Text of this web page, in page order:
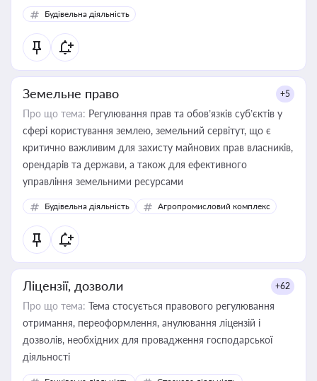
Будівельна діяльність
Земельне право +5
Про що тема: Регулювання прав та обов’язків суб’єктів у
сфері користування землею, земельний сервітут, що є
критично важливим для захисту майнових прав власників,
орендарів та держави, а також для ефективного
управління земельними ресурсами
Будівельна діяльність Агропромисловий комплекс
Ліцензії, дозволи +62
Про що тема: Тема стосується правового регулювання
отримання, переоформлення, анулювання ліцензій і
дозволів, необхідних для провадження господарської
діяльності